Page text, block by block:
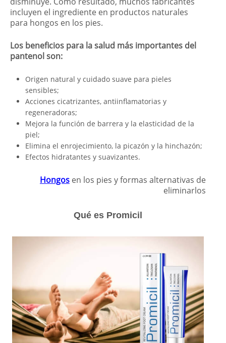
incluyen el ingrediente en productos naturales
para hongos en los pies.
Los beneficios para la salud más importantes del
pantenol son:
Origen natural y cuidado suave para pieles
sensibles;
Acciones cicatrizantes, antiinflamatorias y
regeneradoras;
Mejora la función de barrera y la elasticidad de la
piel;
Elimina el enrojecimiento, la picazón y la hinchazón;
Efectos hidratantes y suavizantes.
Hongos en los pies y formas alternativas de
eliminarlos
Qué es Promicil